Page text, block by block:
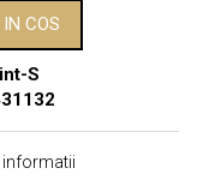
COS
S
informatii